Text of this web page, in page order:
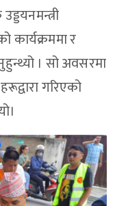
कार्यक्रममा र
। सो अवसरमा
गरिएको